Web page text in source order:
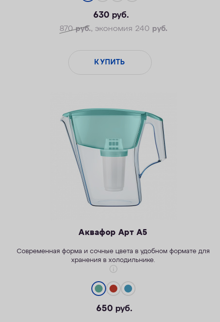
630 руб.
870руб., экономия 240 руб.
КУПИТЬ
Аквафор Арт А5
Современная форма и сочные цвета в удобном формате для
хранения в холодильнике.
650 руб.